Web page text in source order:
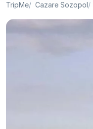
TripMe Cazare Sozopol